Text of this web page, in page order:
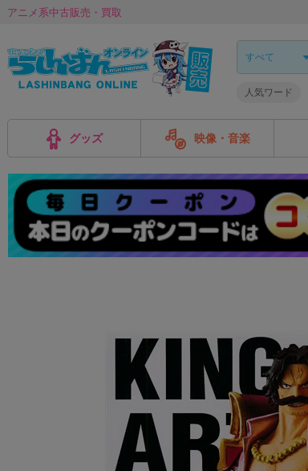
アニメ系中古販売・買取
人気ワード
グッズ 映像・音楽